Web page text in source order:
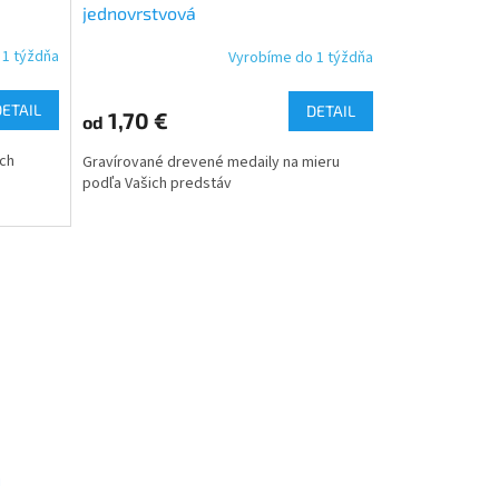
týždňa
jednovrstvová
Vyrobíme do 1 týždňa
od 1,70 € DETAIL
Gravírované drevené medaily na mieru
podľa Vašich predstáv